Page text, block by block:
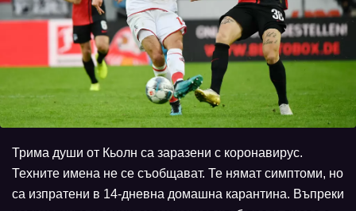
Трима души от Кьолн са заразени с коронавирус.
Техните имена не се съобщават. Те нямат симптоми, но
са изпратени в 14-дневна домашна карантина. Въпреки